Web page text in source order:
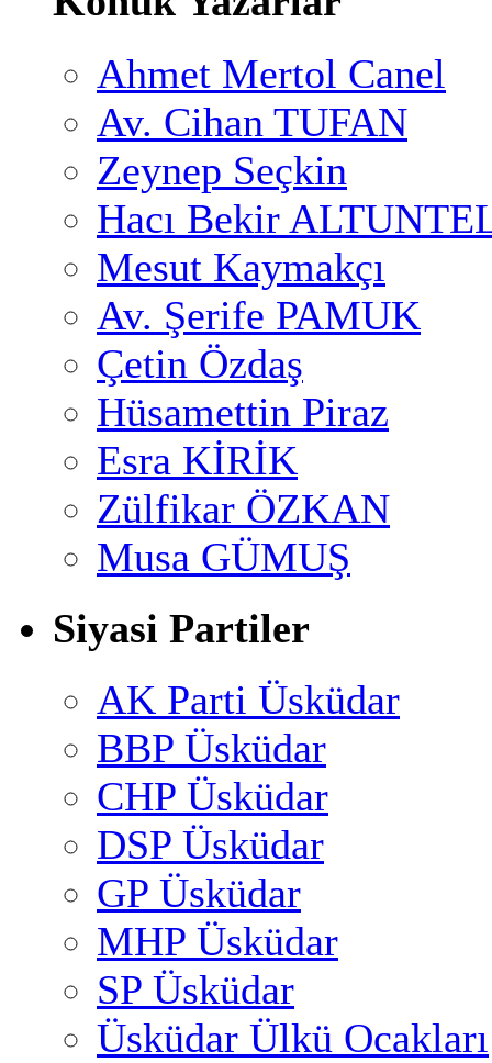
Ahmet Mertol Canel
Av. Cihan TUFAN
Zeynep Seçkin
Hacı Bekir
Mesut Kaymakçı
Av. Şerife PAMUK
Çetin Özdaş
Hüsamettin Piraz
Esra KİRİK
Zülfikar ÖZKAN
Musa GÜMUŞ
Siyasi Partiler
AK Parti Üsküdar
BBP Üsküdar
CHP Üsküdar
DSP Üsküdar
GP Üsküdar
MHP Üsküdar
SP Üsküdar
Üsküdar Ülkü Ocakları